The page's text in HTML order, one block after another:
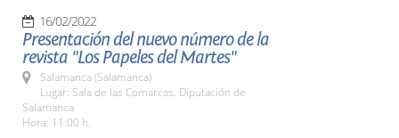
16/02/2022
Presentación del nuevo número de la
revista "Los Papeles del Martes"
Salamanca (Salamanca)
Lugar: Sala de las Comarcas. Diputación de
Salamanca
Hora: 11:00 h.